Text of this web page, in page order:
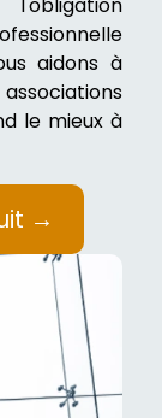
aidons à
le mieux à
→